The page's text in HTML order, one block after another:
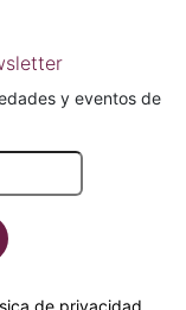
y eventos de